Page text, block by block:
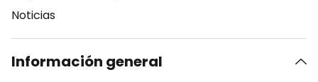
Noticias
Información general